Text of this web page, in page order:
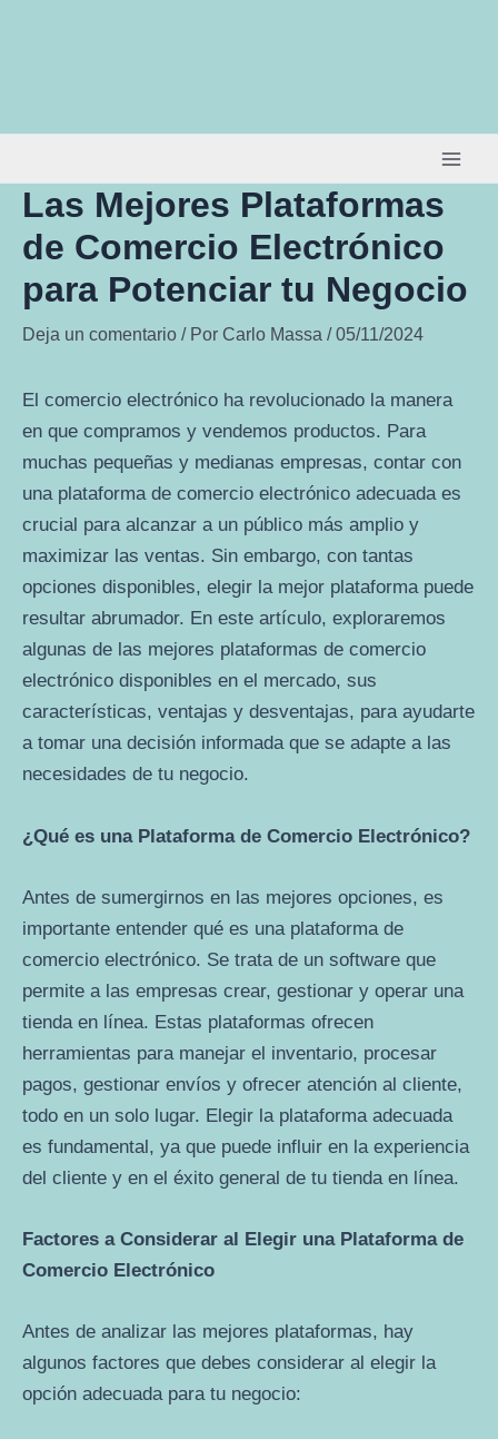
Las Mejores Plataformas
de Comercio Electrónico
para Potenciar tu Negocio
Deja un comentario / Por Carlo Massa /05/11/2024
El comercio electrónico ha revolucionado la manera
en que compramos y vendemos productos. Para
muchas pequeñas y medianas empresas, contar con
una plataforma de comercio electrónico adecuada es
crucial para alcanzar a un público más amplio y
maximizar las ventas. Sin embargo, con tantas
opciones disponibles, elegir la mejor plataforma puede
resultar abrumador. En este artículo, exploraremos
algunas de las mejores plataformas de comercio
electrónico disponibles en el mercado, sus
características, ventajas y desventajas, para ayudarte
a tomar una decisión informada que se adapte a las
necesidades de tu negocio.
¿Qué es una Plataforma de Comercio Electrónico?
Antes de sumergirnos en las mejores opciones, es
importante entender qué es una plataforma de
comercio electrónico. Se trata de un software que
permite a las empresas crear, gestionar y operar una
tienda en línea. Estas plataformas ofrecen
herramientas para manejar el inventario, procesar
pagos, gestionar envíos y ofrecer atención al cliente,
todo en un solo lugar. Elegir la plataforma adecuada
es fundamental, ya que puede influir en la experiencia
del cliente y en el éxito general de tu tienda en línea.
Factores a Considerar al Elegir una Plataforma de
Comercio Electrónico
Antes de analizar las mejores plataformas, hay
algunos factores que debes considerar al elegir la
opción adecuada para tu negocio: